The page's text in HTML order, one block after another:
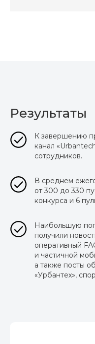
Результаты
К завершению
канал
сотрудников.
В среднем
от 300 до 330
конкурса и 6
Наибольшую
получили
оперативный
и частичной
а также посты
«Урбантех»,